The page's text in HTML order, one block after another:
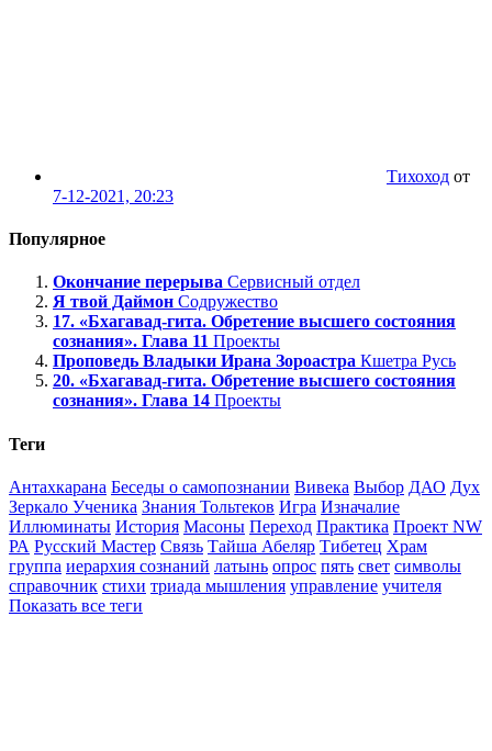
Тихоход от
7-12-2021, 20:23
Популярное
Окончание перерыва Сервисный отдел
Я твой Даймон Содружество
17. «Бхагавад-гита. Обретение высшего состояния
сознания». Глава 11 Проекты
Проповедь Владыки Ирана Зороастра Кшетра Русь
20. «Бхагавад-гита. Обретение высшего состояния
сознания». Глава 14 Проекты
Теги
Антахкарана Беседы о самопознании Вивека Выбор ДАО Дух
Зеркало Ученика Знания Тольтеков Игра Изначалие
Иллюминаты История Масоны Переход Практика Проект NW
РА Русский Мастер Связь Тайша Абеляр Тибетец Храм
группа иерархия сознаний латынь опрос пять свет символы
справочник стихи триада мышления управление учителя
Показать все теги